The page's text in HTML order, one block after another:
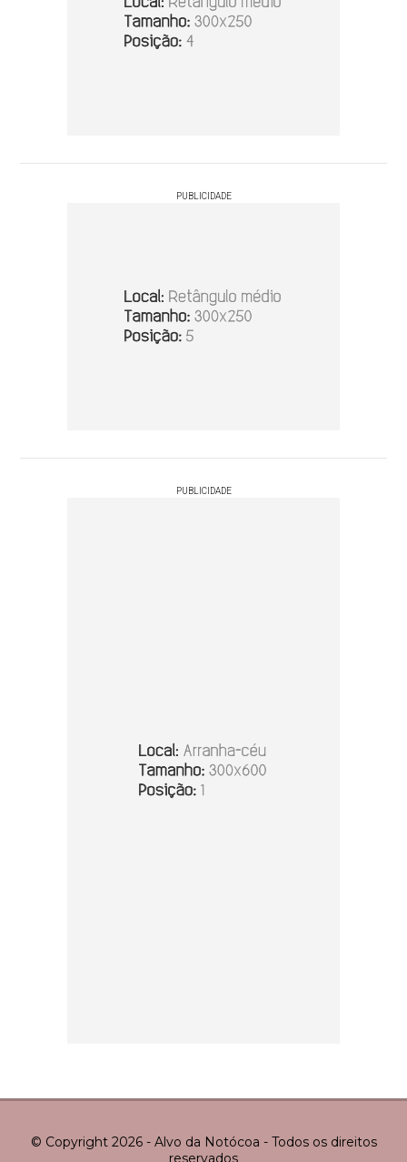
PUBLICIDADE
PUBLICIDADE
© Copyright 2026 - Alvo da Notócoa - Todos os direitos
reservados